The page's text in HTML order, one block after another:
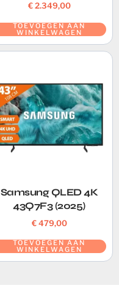
€2.349,00
TOEVOEGEN AAN
WINKELWAGEN
Samsung QLED 4K
43Q7F3 (2025)
€479,00
TOEVOEGEN AAN
WINKELWAGEN